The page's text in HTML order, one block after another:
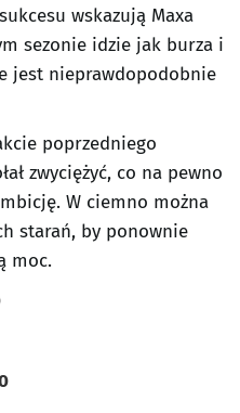
wskazują Maxa
sezonie idzie jak burza i
jest nieprawdopodobnie
poprzedniego
zwyciężyć, co na pewno
W ciemno można
starań, by ponownie
moc.